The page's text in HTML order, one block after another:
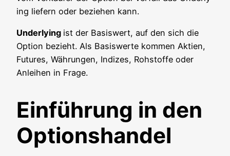
ing lie­fern oder bezie­hen kann.
Under­ly­ing ist der Basis­wert, auf den sich die
Opti­on bezieht. Als Basis­wer­te kom­men Akti­en,
Futures, Wäh­run­gen, Indi­zes, Roh­stof­fe oder
Anlei­hen in Frage.
Einführung in den
Optionshandel